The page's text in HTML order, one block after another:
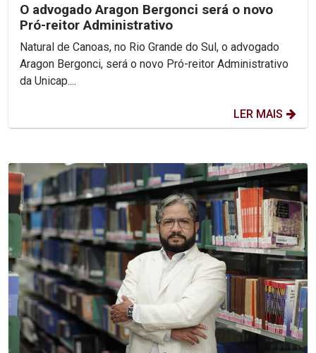
O advogado Aragon Bergonci será o novo
Pró-reitor Administrativo
Natural de Canoas, no Rio Grande do Sul, o advogado
Aragon Bergonci, será o novo Pró-reitor Administrativo
da Unicap....
LER MAIS